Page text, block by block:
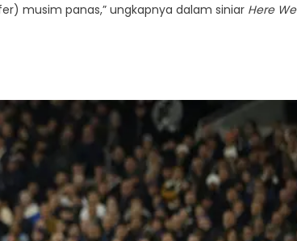
musim panas,” ungkapnya dalam siniar Here We